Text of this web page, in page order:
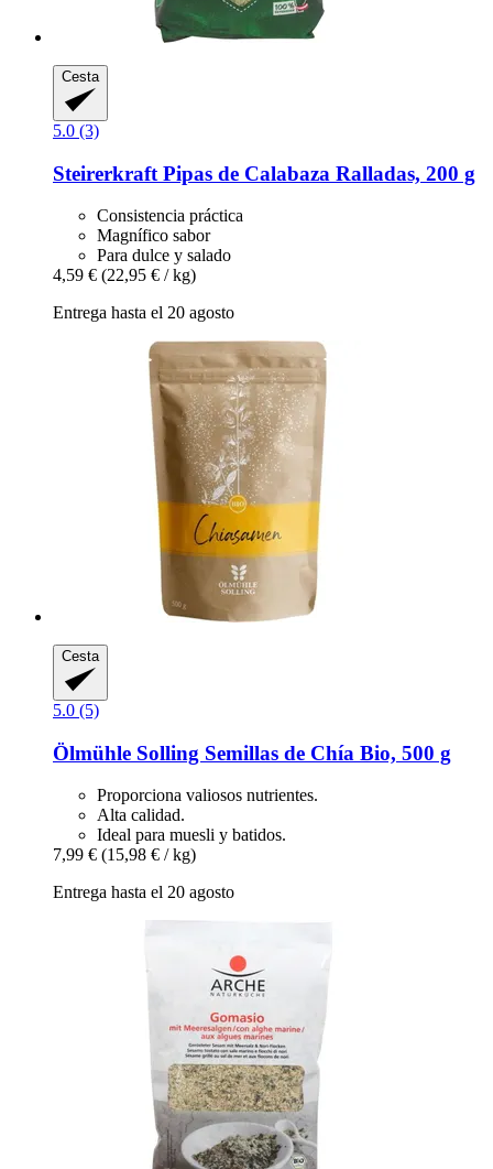
Cesta
5.0 (3)
Steirerkraft Pipas de Calabaza Ralladas, 200 g
Consistencia práctica
Magnífico sabor
Para dulce y salado
4,59 € (22,95 € / kg)
Entrega hasta el 20 agosto
Cesta
5.0 (5)
Ölmühle Solling Semillas de Chía Bio, 500 g
Proporciona valiosos nutrientes.
Alta calidad.
Ideal para muesli y batidos.
7,99 € (15,98 € / kg)
Entrega hasta el 20 agosto